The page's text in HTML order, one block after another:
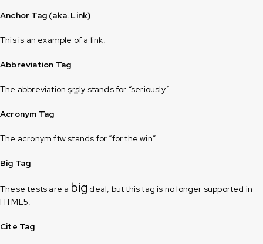
Anchor Tag (aka. Link)
This is an example of a link.
Abbreviation Tag
The abbreviation srsly stands for “seriously”.
Acronym Tag
The acronymftw stands for “for the win”.
Big Tag
These tests are a big deal, but this tag is no longer supported in
HTML5.
Cite Tag